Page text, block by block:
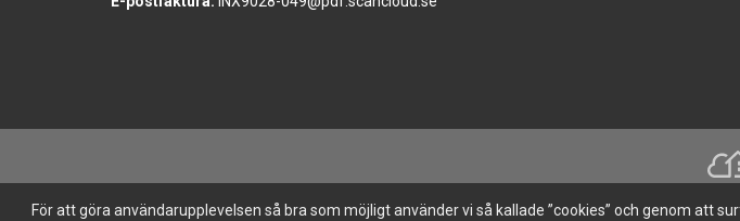
För att göra användarupplevelsen så bra som möjligt använder vi så kallade ”cookies” och genom att